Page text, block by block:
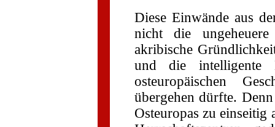
Diese Einwände aus
nicht die
akribische
und die intelligente
osteuropäischen
übergehen dürfte.
Osteuropas zu einseitig